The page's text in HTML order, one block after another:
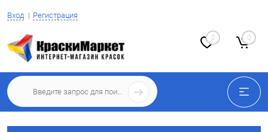
Вход Регистрация
0 0